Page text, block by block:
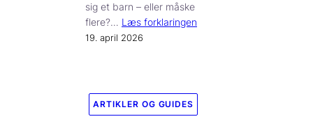
sig et barn – eller måske
flere?… Læs forklaringen
19. april 2026
ARTIKLER OG GUIDES